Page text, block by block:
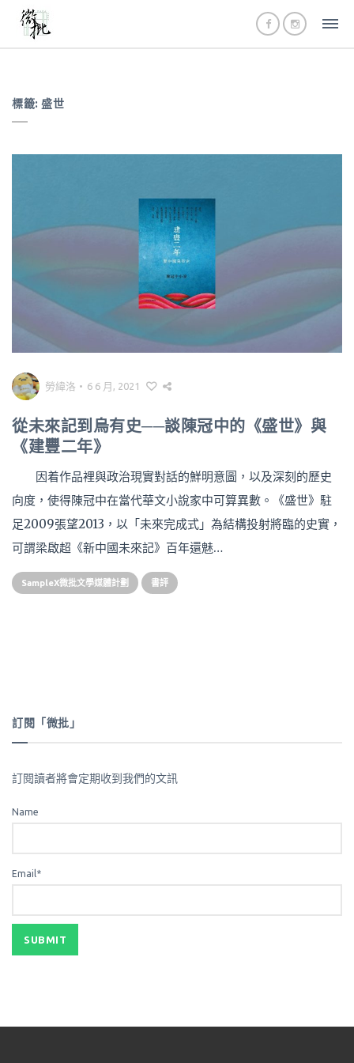
標籤: 盛世
勞緯洛 • 6 6 月, 2021
從未來記到烏有史──談陳冠中的《盛世》與
《建豐二年》
因着作品裡與政治現實對話的鮮明意圖，以及深刻的歷史
向度，使得陳冠中在當代華文小說家中可算異數。《盛世》駐
足2009張望2013，以「未來完成式」為結構投射將臨的史實，
可謂梁啟超《新中國未來記》百年還魅…
SampleX微批文學媒體計劃 書評
訂閱「微批」
訂閱讀者將會定期收到我們的文訊
Name
Email*